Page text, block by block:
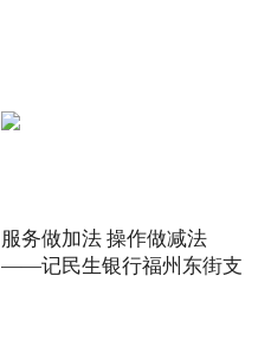
服务做加法 操作做减法
——记民生银行福州东街支